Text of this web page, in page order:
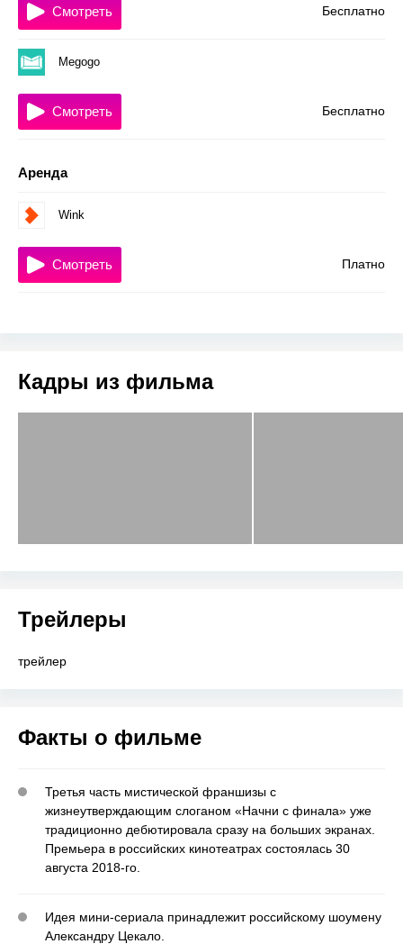
Бесплатно
Смотреть
Megogo
Бесплатно
Смотреть
Аренда
Wink
Платно
Смотреть
Кадры из фильма
Трейлеры
трейлер
Факты о фильме
Третья часть мистической франшизы с
жизнеутверждающим слоганом «Начни с финала» уже
традиционно дебютировала сразу на больших экранах.
Премьера в российских кинотеатрах состоялась 30
августа 2018-го.
Идея мини-сериала принадлежит российскому шоумену
Александру Цекало.